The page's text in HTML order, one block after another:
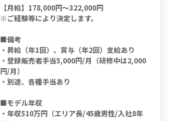
【月給】178,000円～322,000円
※ご経験等により決定します。
■備考
・昇給（年1回）、賞与（年2回）支給あり
・登録販売者手当5,000円/月（研修中は2,000
円/月）
・別途、各種手当あり
■モデル年収
・年収510万円（エリア長/45歳男性/入社8年